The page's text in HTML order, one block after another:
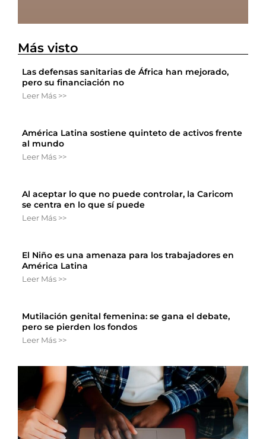
Más visto
Las defensas sanitarias de África han mejorado,
pero su financiación no
Leer Más >>
América Latina sostiene quinteto de activos frente
al mundo
Leer Más >>
Al aceptar lo que no puede controlar, la Caricom
se centra en lo que sí puede
Leer Más >>
El Niño es una amenaza para los trabajadores en
América Latina
Leer Más >>
Mutilación genital femenina: se gana el debate,
pero se pierden los fondos
Leer Más >>